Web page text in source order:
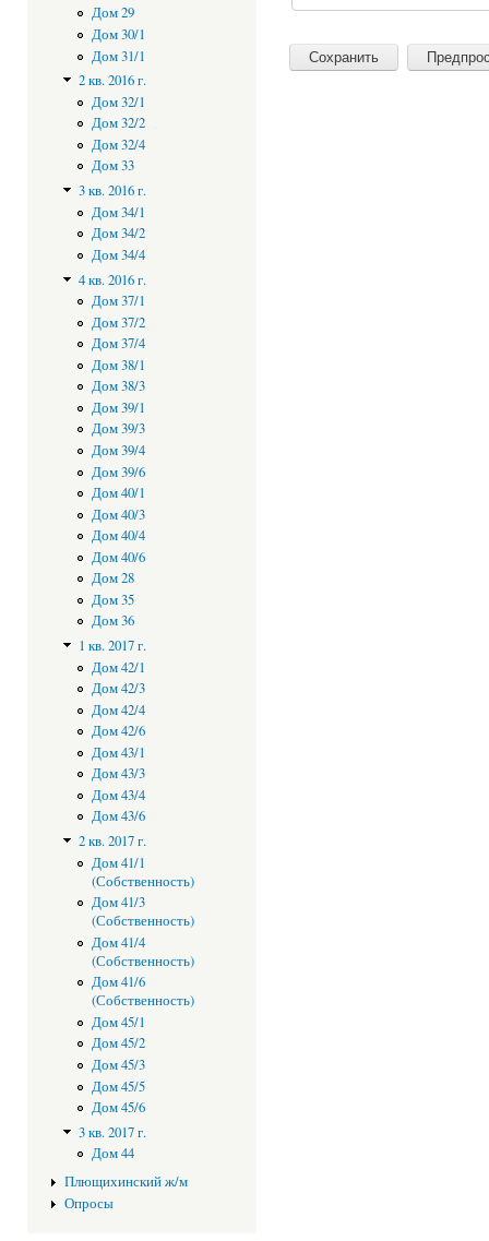
Дом 29
Дом 30/1
Дом 31/1
2 кв. 2016 г.
Дом 32/1
Дом 32/2
Дом 32/4
Дом 33
3 кв. 2016 г.
Дом 34/1
Дом 34/2
Дом 34/4
4 кв. 2016 г.
Дом 37/1
Дом 37/2
Дом 37/4
Дом 38/1
Дом 38/3
Дом 39/1
Дом 39/3
Дом 39/4
Дом 39/6
Дом 40/1
Дом 40/3
Дом 40/4
Дом 40/6
Дом 28
Дом 35
Дом 36
1 кв. 2017 г.
Дом 42/1
Дом 42/3
Дом 42/4
Дом 42/6
Дом 43/1
Дом 43/3
Дом 43/4
Дом 43/6
2 кв. 2017 г.
Дом 41/1
(Собственность)
Дом 41/3
(Собственность)
Дом 41/4
(Собственность)
Дом 41/6
(Собственность)
Дом 45/1
Дом 45/2
Дом 45/3
Дом 45/5
Дом 45/6
3 кв. 2017 г.
Дом 44
Плющихинский ж/м
Опросы